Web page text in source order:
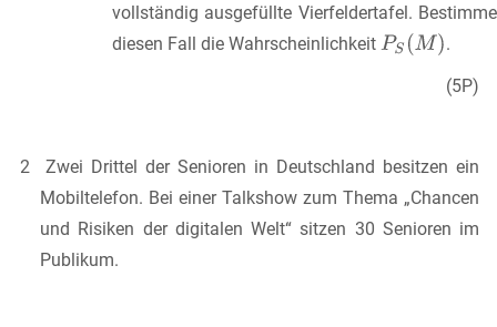
vollständig ausgefüllte Vierfeldertafel.
diesen Fall die Wahrscheinlichkeit
.
(5P)
2 Zwei Drittel der Senioren in Deutschland besitzen ein
Mobiltelefon. Bei einer Talkshow zum Thema „Chancen
und Risiken der digitalen Welt“ sitzen 30 Senioren im
Publikum.